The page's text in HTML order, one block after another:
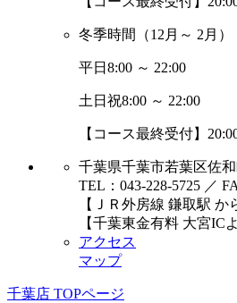
冬季時間 （12月～ 2月）
平日 8:00 ～ 22:00
土日祝8:00 ～ 22:00
【コース最終受付】
千葉県千葉市若葉区佐
TEL：043-228-5725 ／
【ＪＲ外房線 鎌取駅 か
【千葉東金有料 大宮IC
アクセス
マップ
千葉店 TOPページ